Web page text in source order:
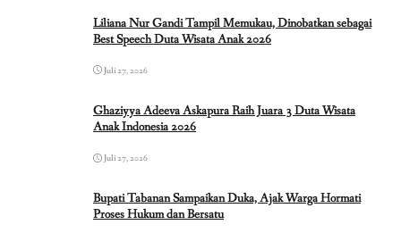
Liliana Nur Gandi Tampil Memukau, Dinobatkan sebagai
Best Speech Duta Wisata Anak 2026
Juli 27, 2026
Ghaziyya Adeeva Askapura Raih Juara 3 Duta Wisata
Anak Indonesia 2026
Juli 27, 2026
Bupati Tabanan Sampaikan Duka, Ajak Warga Hormati
Proses Hukum dan Bersatu